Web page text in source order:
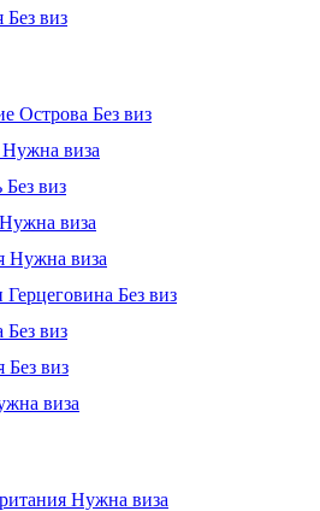
Без виз
Острова Без виз
Нужна виза
Без виз
Нужна виза
Нужна виза
Герцеговина Без виз
Без виз
Без виз
виза
Нужна виза